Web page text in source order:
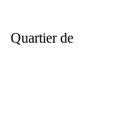
Quartier de